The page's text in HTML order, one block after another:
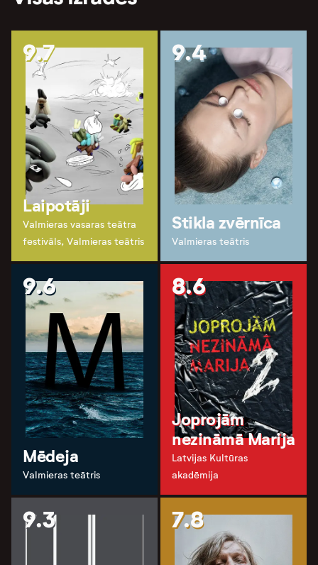
9.7
Laipotāji
Valmieras vasaras teātra
festivāls, Valmieras teātris
9.4
Stikla zvērnīca
Valmieras teātris
9.6
Mēdeja
Valmieras teātris
8.6
Joprojām
nezināmā Marija
Latvijas Kultūras
akadēmija
9.3 7.8